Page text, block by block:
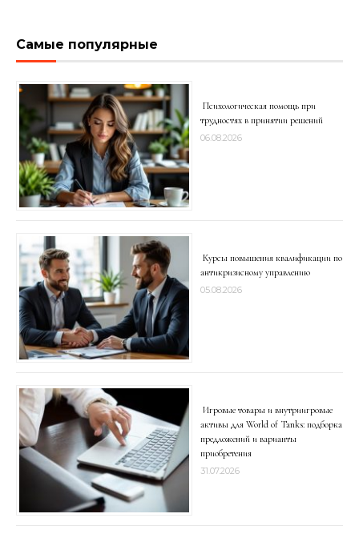
Самые популярные
Психологическая помощь при
трудностях в принятии решений
06.08.2026
Курсы повышения квалификации по
антикризисному управлению
05.08.2026
Игровые товары и внутриигровые
активы для World of Tanks: подборка
предложений и варианты
приобретения
31.07.2026